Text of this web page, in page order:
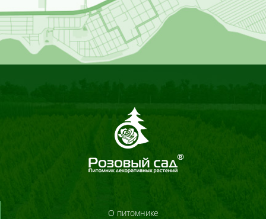
О питомнике